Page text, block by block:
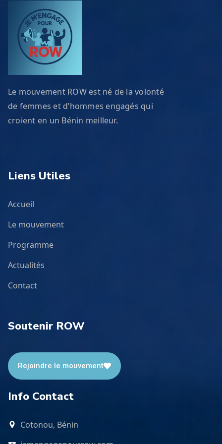
Le mouvement ROW est né de la volonté
de femmes et d’hommes engagés qui
croient en un Bénin meilleur.
Liens Utiles
Accueil
Le mouvement
Programme
Actualités
Contact
Soutenir ROW
Rejoindre le mouvement
Info Contact
Cotonou, Bénin